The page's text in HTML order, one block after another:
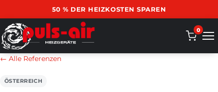
50 % DER HEIZKOSTEN SPAREN
0
← Alle Referenzen
ÖSTERREICH